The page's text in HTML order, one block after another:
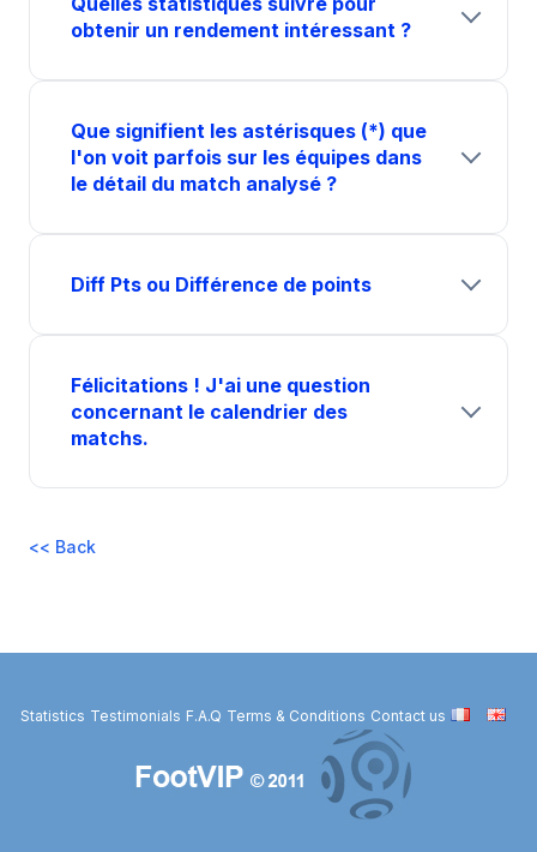
obtenir un rendement intéressant ?
Que signifient les astérisques (*) que
l'on voit parfois sur les équipes dans
le détail du match analysé ?
Diff Pts ou Différence de points
Félicitations ! J'ai une question
concernant le calendrier des
matchs.
<< Back
Statistics Testimonials F.A.Q Terms & Conditions Contact us